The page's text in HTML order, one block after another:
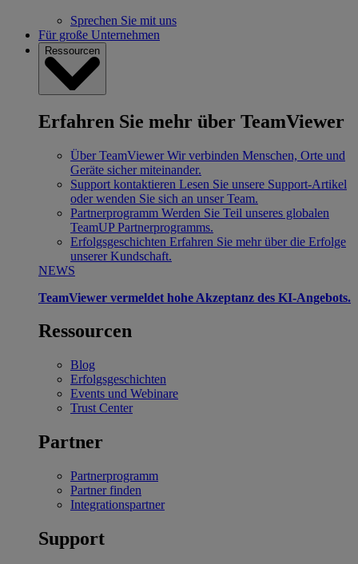
Sprechen Sie mit uns
Für große Unternehmen
Ressourcen
Erfahren Sie mehr über TeamViewer
Über TeamViewer Wir verbinden Menschen, Orte und
Geräte sicher miteinander.
Support kontaktieren Lesen Sie unsere Support-Artikel
oder wenden Sie sich an unser Team.
Partnerprogramm Werden Sie Teil unseres globalen
TeamUP Partnerprogramms.
Erfolgsgeschichten Erfahren Sie mehr über die Erfolge
unserer Kundschaft.
NEWS
TeamViewer vermeldet hohe Akzeptanz des KI-Angebots.
Ressourcen
Blog
Erfolgsgeschichten
Events und Webinare
Trust Center
Partner
Partnerprogramm
Partner finden
Integrationspartner
Support